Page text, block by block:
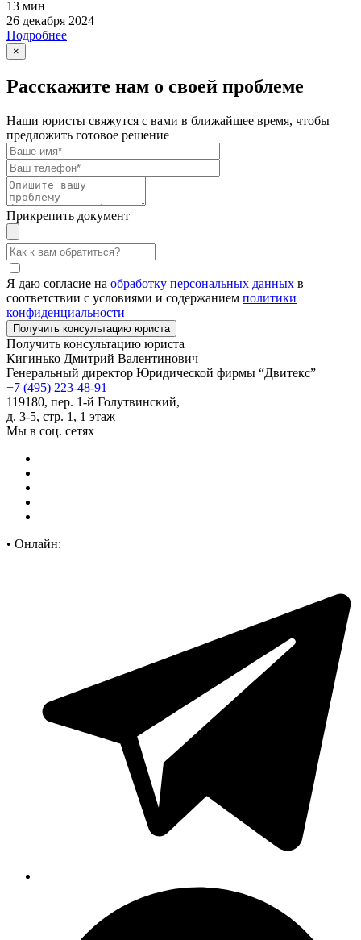
13 мин
26 декабря 2024
Подробнее
×
Расскажите нам о своей проблеме
Наши юристы свяжутся с вами в ближайшее время, чтобы
предложить готовое решение
Прикрепить документ
Я даю согласие на обработку персональных данных в
соответствии с условиями и содержанием политики
конфиденциальности
Получить консультацию юриста
Кигинько Дмитрий Валентинович
Генеральный директор Юридической фирмы “Двитекс”
+7 (495) 223-48-91
119180, пер. 1-й Голутвинский,
д. 3-5, стр. 1, 1 этаж
Мы в соц. сетях
• Онлайн: